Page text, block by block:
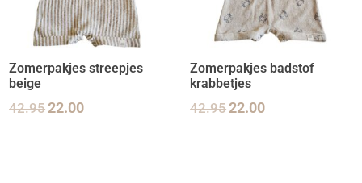
Zomerpakjes streepjes
beige
42.9522.00
Zomerpakjes badstof
krabbetjes
42.9522.00